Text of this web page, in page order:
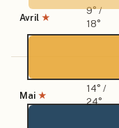
Avril ★
9° /
18°
Mai ★
14° /
24°